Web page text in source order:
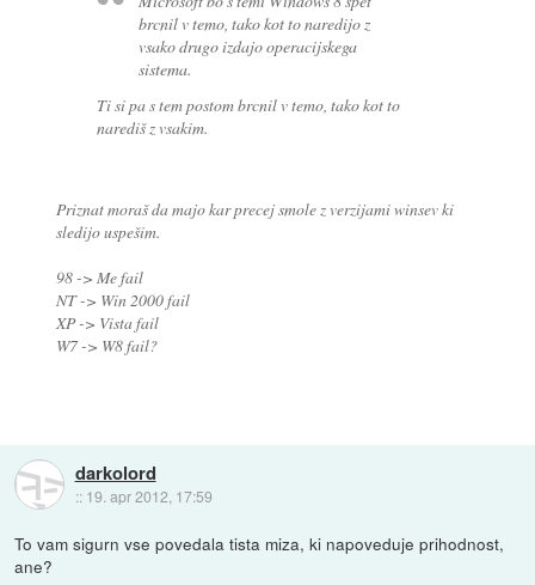
brcnil v temo, tako kot to naredijo z
vsako drugo izdajo operacijskega
sistema.
Ti si pa s tem postom brcnil v temo, tako kot to
narediš z vsakim.
Priznat moraš da majo kar precej smole z verzijami winsev ki
sledijo uspešim.
98 -> Me fail
NT -> Win 2000 fail
XP -> Vista fail
W7 -> W8 fail?
darkolord
:: 19. apr 2012, 17:59
To vam sigurn vse povedala tista miza, ki napoveduje prihodnost,
ane?